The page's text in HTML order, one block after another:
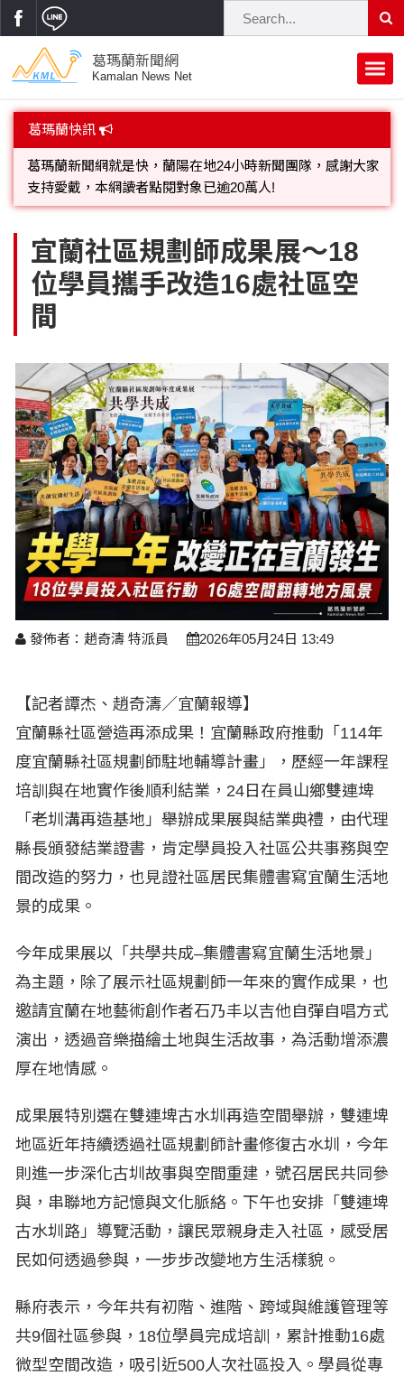
葛瑪蘭新聞網
Kamalan News Net
首頁
蘭陽大代誌
府會議題
街坊大小事
交通警消
地方大小事
校園動態
原住民動態
軍事新聞
立法院
黨政新聞
府院動態
選舉新聞
總統大選
立委選舉
縣市長選舉
議員民代選舉
鄉鎮長村里長選舉
五合一選舉
溫馨關懷
親子活動
公益行善
溫馨關懷
藝文走廊
民俗薪傳
藝文展覽
專題講座
話說文史
水色流光映城東～名家齊聚展藝風
時尚你我他
休閒旅遊
時尚行業
美食料理
景點介紹
醫療養生
醫藥新訊
衞生保健
【博愛醫療公益服務隊】專欄
產業科技
科技新知
產業招商
求職徵才
房產理財
我要爆料
網友爆料
檢舉投訴
活動專頁
讀者投稿
宜蘭綠色博覽會
運動賽事
葛瑪蘭快訊
葛瑪蘭新聞網就是快，蘭陽在地24小時新聞團隊，感謝大家
支持愛戴，本網讀者點閱對象已逾20萬人!
歡迎廣告託播，刊頭或新聞欄位:圖片或影音檔可連結指定官
宜蘭社區規劃師成果展～18
位學員攜手改造16處社區空
間
發佈者：趙奇濤 特派員 2026年05月24日 13:49
【記者譚杰、趙奇濤／宜蘭報導】
宜蘭縣社區營造再添成果！宜蘭縣政府推動「114年
度宜蘭縣社區規劃師駐地輔導計畫」，歷經一年課程
培訓與在地實作後順利結業，24日在員山鄉雙連埤
「老圳溝再造基地」舉辦成果展與結業典禮，由代理
縣長頒發結業證書，肯定學員投入社區公共事務與空
間改造的努力，也見證社區居民集體書寫宜蘭生活地
景的成果。
今年成果展以「共學共成–集體書寫宜蘭生活地景」
為主題，除了展示社區規劃師一年來的實作成果，也
邀請宜蘭在地藝術創作者石乃丰以吉他自彈自唱方式
演出，透過音樂描繪土地與生活故事，為活動增添濃
厚在地情感。
成果展特別選在雙連埤古水圳再造空間舉辦，雙連埤
地區近年持續透過社區規劃師計畫修復古水圳，今年
則進一步深化古圳故事與空間重建，號召居民共同參
與，串聯地方記憶與文化脈絡。下午也安排「雙連埤
古水圳路」導覽活動，讓民眾親身走入社區，感受居
民如何透過參與，一步步改變地方生活樣貌。
縣府表示，今年共有初階、進階、跨域與維護管理等
共9個社區參與，18位學員完成培訓，累計推動16處
微型空間改造，吸引近500人次社區投入。學員從專